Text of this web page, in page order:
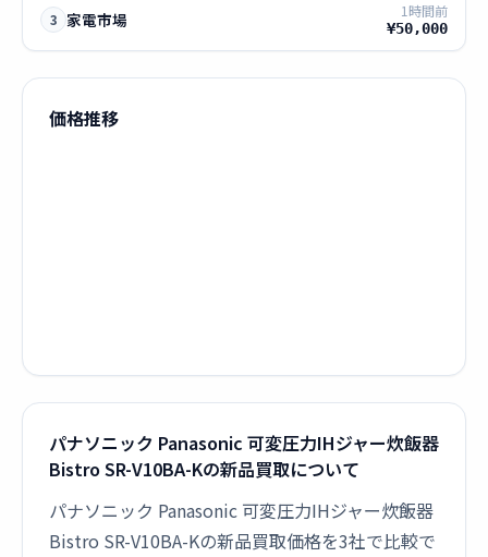
3 家電市場 1時間前
¥50,000
価格推移
パナソニック Panasonic 可変圧力IHジャー炊飯器
Bistro SR-V10BA-Kの新品買取について
パナソニック Panasonic 可変圧力IHジャー炊飯器
Bistro SR-V10BA-Kの新品買取価格を3社で比較で